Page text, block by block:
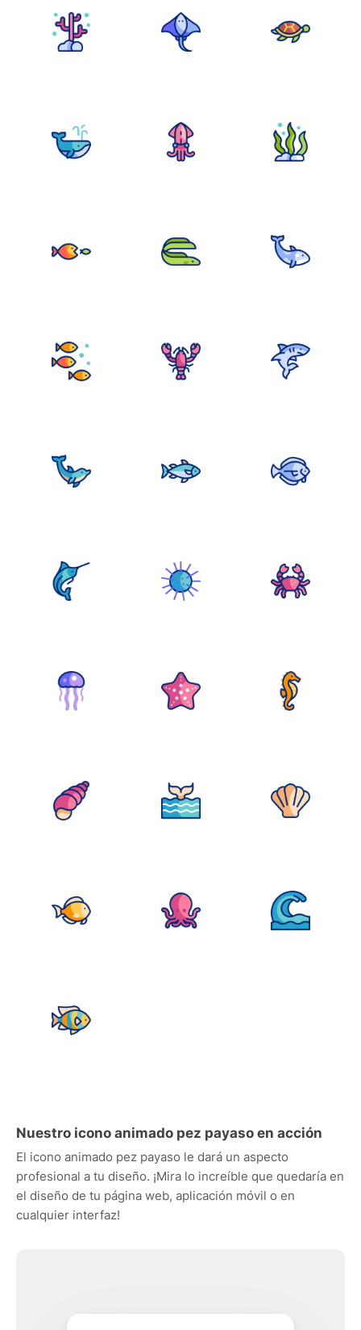
Nuestro icono animado pez payaso en acción
El icono animado pez payaso le dará un aspecto
profesional a tu diseño. ¡Mira lo increíble que quedaría en
el diseño de tu página web, aplicación móvil o en
cualquier interfaz!